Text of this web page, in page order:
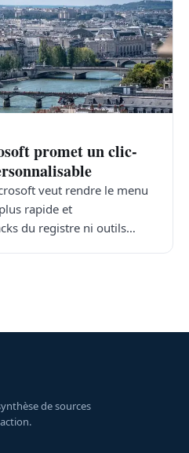
promet un clic-
veut rendre le menu
rapide et
du registre ni outils…
de sources